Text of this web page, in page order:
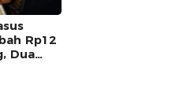
Rp12
Dua